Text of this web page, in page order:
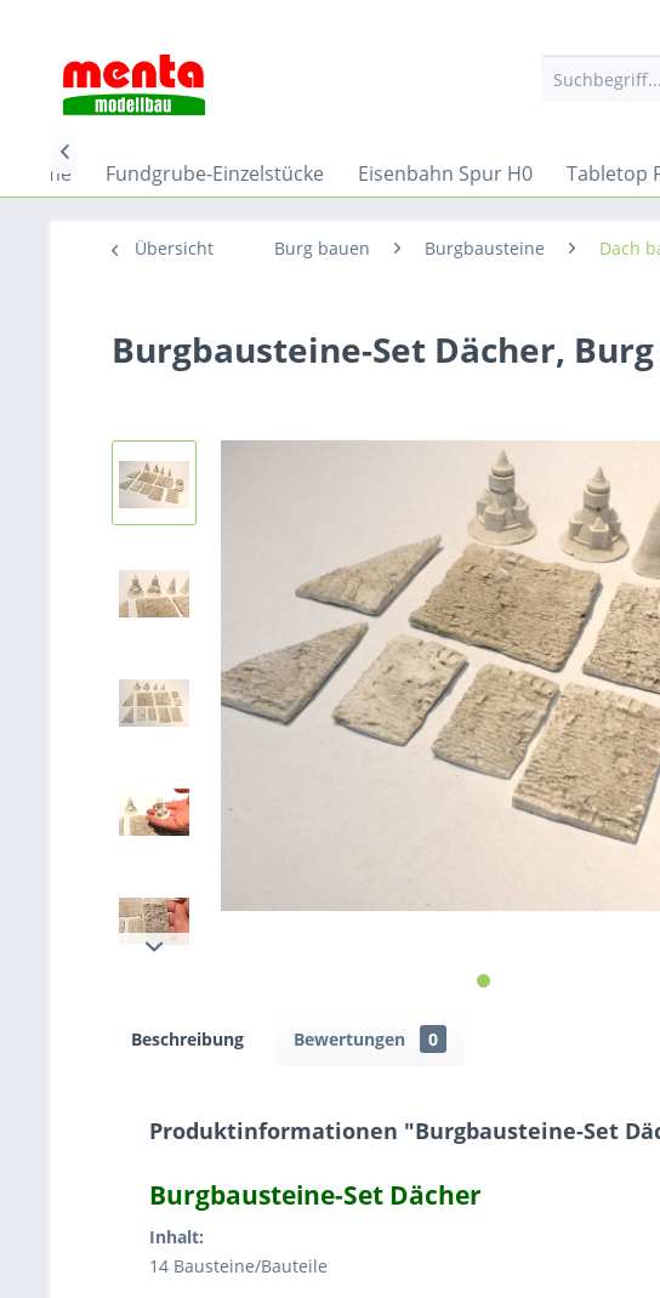
Home Fundgrube-Einzelstücke Eisenbahn Spur H0 Tabletop

Übersicht Burg bauen Burgbausteine Dach
Burgbausteine-Set Dächer,
Beschreibung Bewertungen 0
Produktinformationen "Burgbausteine-Set
Burgbausteine-Set Dächer
Inhalt:
14 Bausteine/Bauteile